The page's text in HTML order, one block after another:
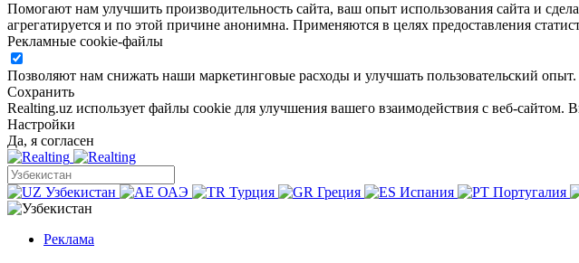
Помогают нам улучшить производительность сайта, ваш опыт использования сайта и
агрегатируется и по этой причине анонимна. Применяются в целях предоставления
Рекламные cookie-файлы
Позволяют нам снижать наши маркетинговые расходы и улучшать пользовательский опыт.
Сохранить
Realting.uz использует файлы cookie для улучшения вашего взаимодействия с веб-
Настройки
Да, я согласен
Узбекистан ОАЭ Турция Греция Испания Португалия
Реклама